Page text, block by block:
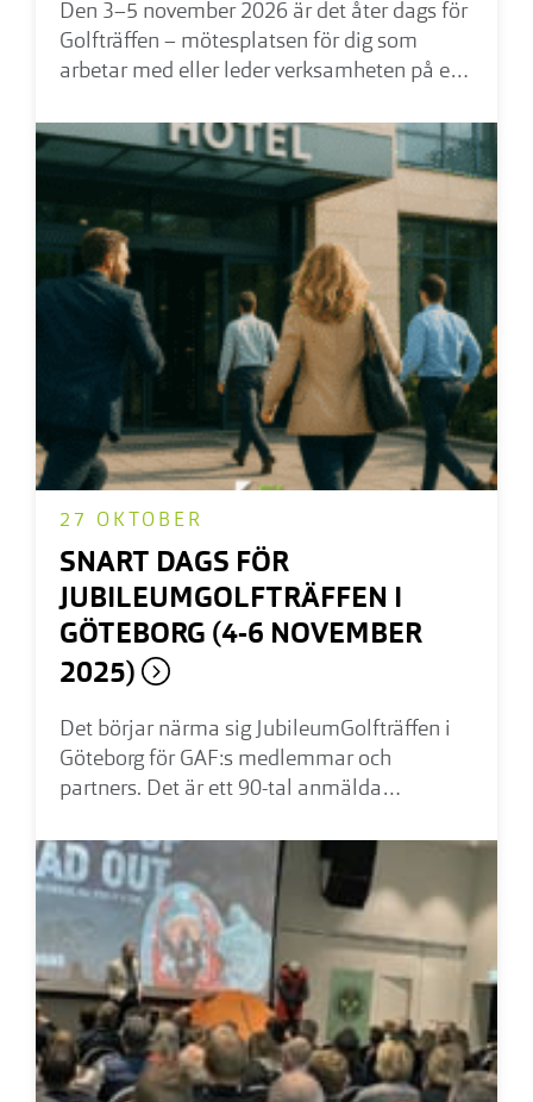
Den 3–5 november 2026 är det åter dags för
Golfträffen – mötesplatsen för dig som
arbetar med eller leder verksamheten på en
samlas vi på Ombergs Golf Resort för att
dela erfarenheter, fylla på med ny kunskap
och skapa värdefulla kontakter.
SNART DAGS FÖR
JUBILEUMGOLFTRÄFFEN I
GÖTEBORG (4-6 NOVEMBER
2025)
27 OKTOBER
Det börjar närma sig JubileumGolfträffen i
Göteborg för GAF:s medlemmar och
partners. Det är ett 90-tal anmälda
och vi börjar närma oss 175 deltagare vilket
vi tycker är väldigt kul…